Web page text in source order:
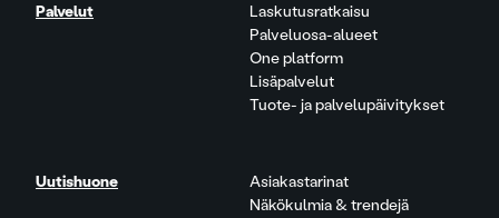
Palvelut
Laskutusratkaisu
Palveluosa-alueet
One platform
Lisäpalvelut
Tuote- ja palvelupäivitykset
Uutishuone
Asiakastarinat
Näkökulmia & trendejä